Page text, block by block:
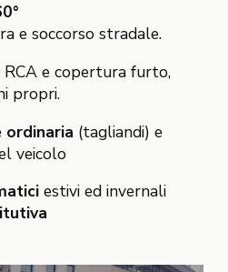
e soccorso stradale.
RCA e copertura furto,
propri.
ordinaria (tagliandi) e
veicolo
estivi ed invernali